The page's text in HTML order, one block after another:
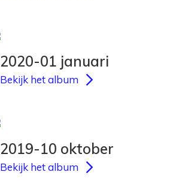
2020-01 januari
Bekijk het album
2019-10 oktober
Bekijk het album